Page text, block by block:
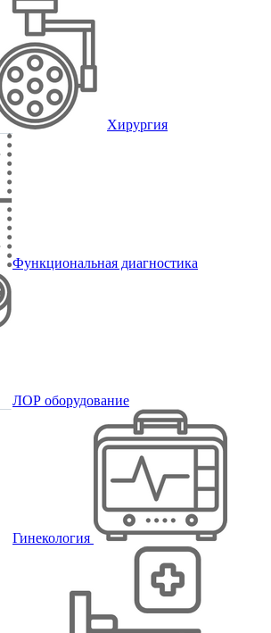
Хирургия
Функциональная диагностика
ЛОР оборудование
Гинекология